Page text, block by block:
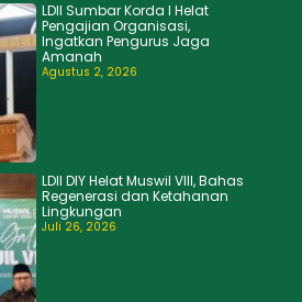
LDII Sumbar Korda I Helat
Pengajian Organisasi,
Ingatkan Pengurus Jaga
Amanah
Agustus 2, 2026
LDII DIY Helat Muswil VIII, Bahas
Regenerasi dan Ketahanan
Lingkungan
Juli 26, 2026